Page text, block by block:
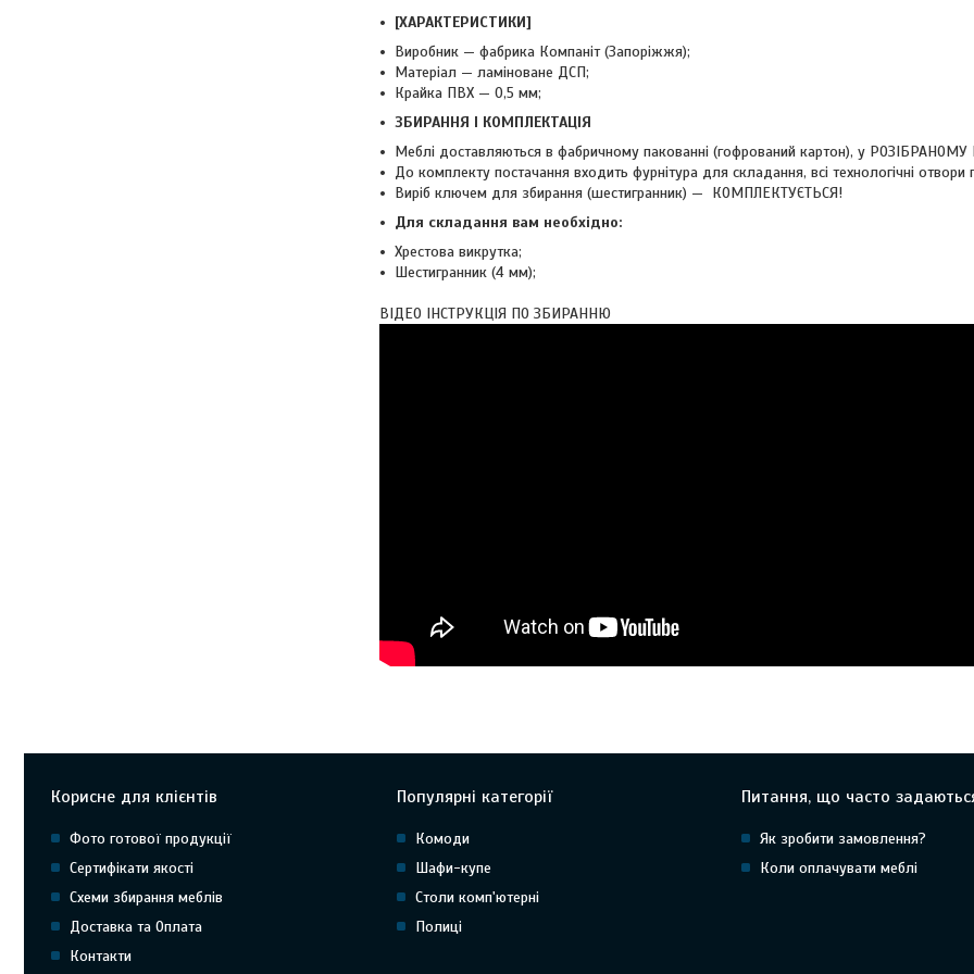
[ХАРАКТЕРИСТИКИ]
Виробник — фабрика Компаніт (Запоріжжя);
Матеріал — ламіноване ДСП;
Крайка ПВХ — 0,5 мм;
ЗБИРАННЯ І КОМПЛЕКТАЦІЯ
Меблі доставляються в фабричному пакованні (гофрований картон), у
До комплекту постачання входить фурнітура для складання, всі технологічні отвори
Виріб ключем для збирання (шестигранник) — КОМПЛЕКТУЄТЬСЯ!
Для складання вам необхідно:
Хрестова викрутка;
Шестигранник (4 мм);
ВІДЕО ІНСТРУКЦІЯ ПО ЗБИРАННЮ
Корисне для клієнтів
Фото готової продукції
Сертифікати якості
Схеми збирання меблів
Доставка та Оплата
Контакти
Популярні категорії
Комоди
Шафи-купе
Столи комп'ютерні
Полиці
Питання, що часто
Як зробити замовлення?
Коли оплачувати меблі